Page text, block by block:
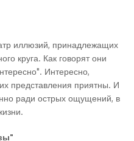
иллюзий, принадлежащих
круга. Как говорят они
Интересно,
представления приятны. И
ради острых ощущений, в